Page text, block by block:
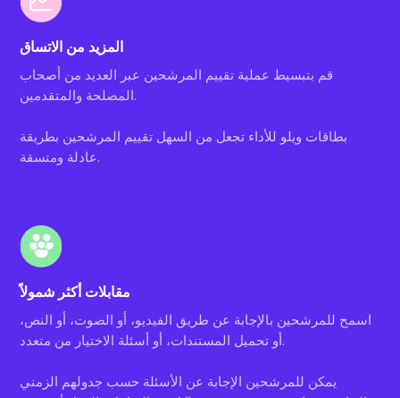
المزيد من الاتساق
قم بتبسيط عملية تقييم المرشحين عبر العديد من أصحاب
المصلحة والمتقدمين.
بطاقات ويلو للأداء تجعل من السهل تقييم المرشحين بطريقة
عادلة ومتسقة.
مقابلات أكثر شمولاً
اسمح للمرشحين بالإجابة عن طريق الفيديو، أو الصوت، أو النص،
أو تحميل المستندات، أو أسئلة الاختيار من متعدد.
يمكن للمرشحين الإجابة عن الأسئلة حسب جدولهم الزمني